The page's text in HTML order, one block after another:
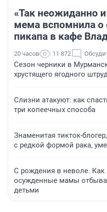
«Так неожиданно
мема вспомнила о
пикапа в кафе
20 часов 11 872
Сезон черники в
хрустящего ягодного
Слизни атакуют: как
три копеечных способа
Знаменитая тикток-
с редкой формой рака,
С рождения в неволе. Как
осужденные мамы
детьми